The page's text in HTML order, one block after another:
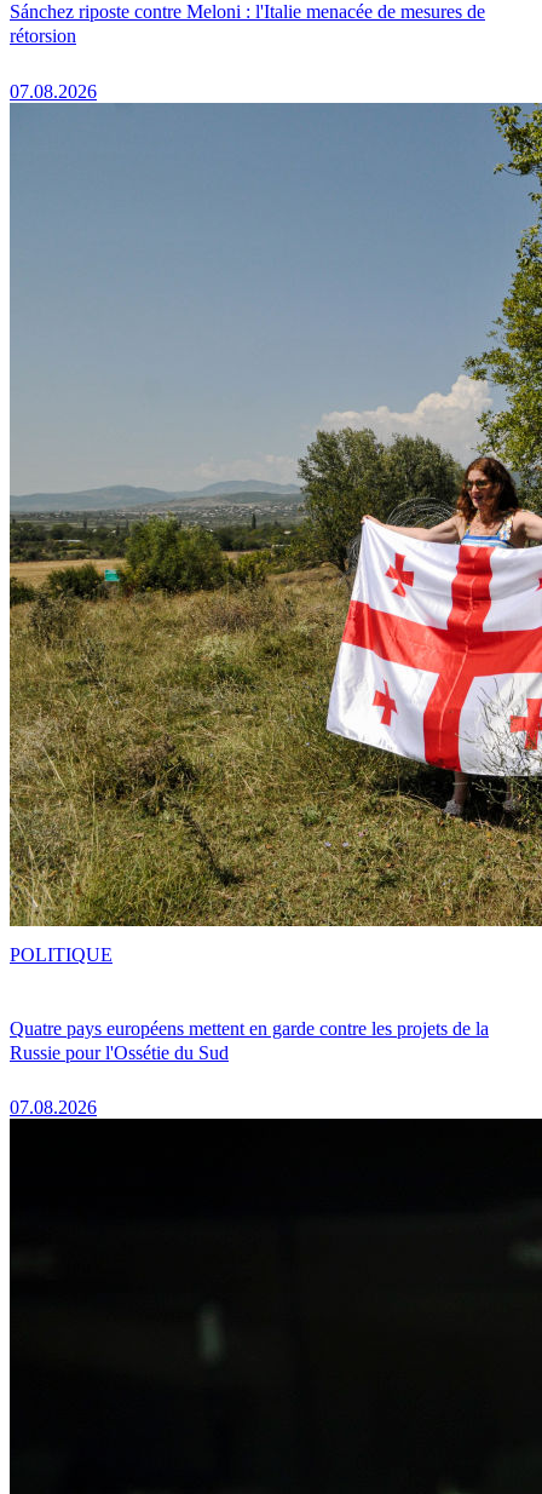
Sánchez riposte contre Meloni : l'Italie menacée de mesures de
rétorsion
07.08.2026
Quatre pays européens mettent en garde contre les projets de la
Russie pour l'Ossétie du Sud
07.08.2026
POLITIQUE